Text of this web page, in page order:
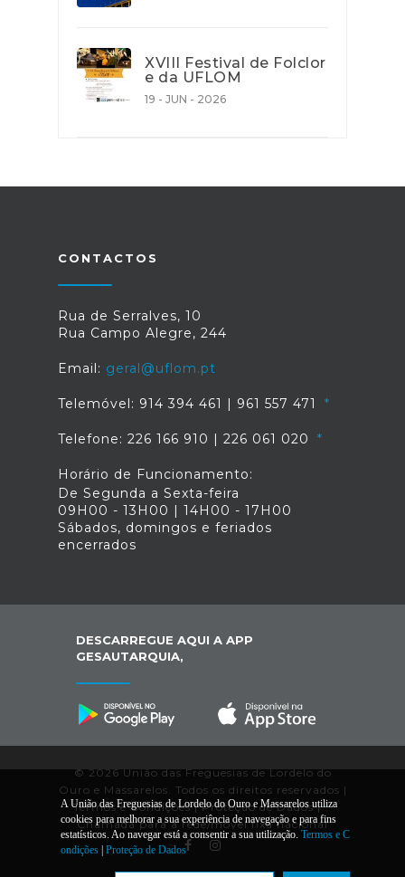
XVIII Festival de Folclor
e da UFLOM
19 - JUN - 2026
CONTACTOS
Rua de Serralves, 10
Rua Campo Alegre, 244
Email: geral@uflom.pt
Telemóvel: 914 394 461 | 961 557 471
Telefone: 226 166 910 | 226 061 020
Horário de Funcionamento:
De Segunda a Sexta-feira
09H00 - 13H00 | 14H00 - 17H00
Sábados, domingos e feriados
encerrados
DESCARREGUE AQUI A APP
GESAUTARQUIA,
© 2026 União das Freguesias de Lordelo do
Ouro e Massarelos. Todos os direitos reservados |
Termos e Condições|Proteção de Dados|*
Chamada para a rede/móvel fixa nacional
A União das Freguesias de Lordelo do Ouro e Massarelos utiliza
cookies para melhorar a sua experiência de navegação e para fins
estatísticos. Ao navegar está a consentir a sua utilização. Termos e C
ondições| Proteção de Dados